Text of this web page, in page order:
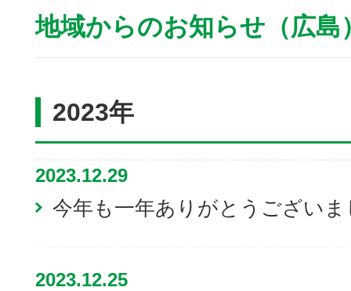
地域からのお知らせ（広島
2023年
2023.12.29
今年も一年ありがとうございま
2023.12.25